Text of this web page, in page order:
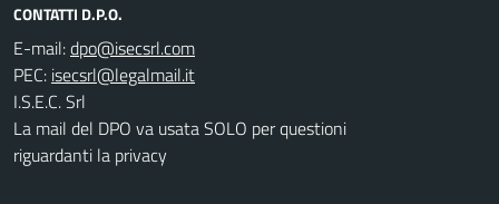
CONTATTI D.P.O.
E-mail:
PEC:
I.S.E.C. Srl
La mail del DPO va usata SOLO per questioni
riguardanti la privacy